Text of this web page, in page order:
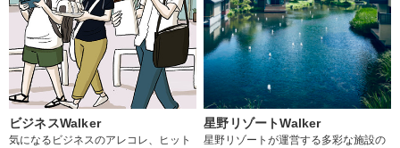
ビジネスWalker
気になるビジネスのアレコレ、ヒット
星野リゾートWalker
星野リゾートが運営する多彩な施設の